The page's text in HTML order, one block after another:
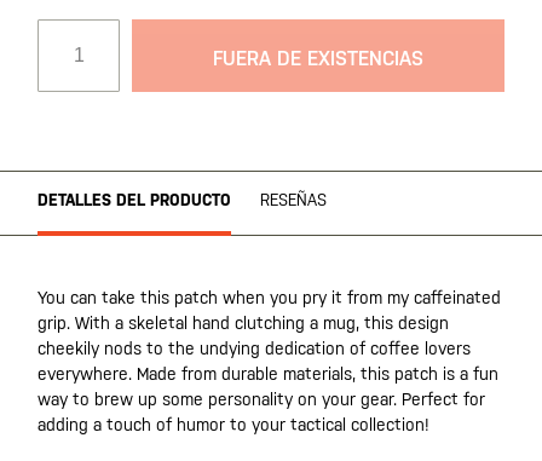
galería
de
FUERA DE EXISTENCIAS
DETALLES DEL PRODUCTO RESEÑAS
You can take this patch when you pry it from my caffeinated
grip. With a skeletal hand clutching a mug, this design
cheekily nods to the undying dedication of coffee lovers
everywhere. Made from durable materials, this patch is a fun
way to brew up some personality on your gear. Perfect for
adding a touch of humor to your tactical collection!